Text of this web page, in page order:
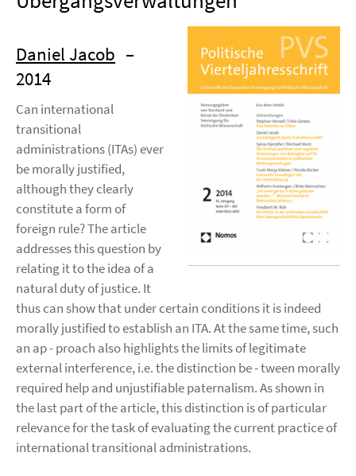
Daniel Jacob –
2014
Can international
transitional
administrations (ITAs) ever
be morally justified,
although they clearly
constitute a form of
foreign rule? The article
addresses this question by
relating it to the idea of a
natural duty of justice. It
thus can show that under certain conditions it is indeed
morally justified to establish an ITA. At the same time, such
an ap - proach also highlights the limits of legitimate
external interference, i.e. the distinction be - tween morally
required help and unjustifiable paternalism. As shown in
the last part of the article, this distinction is of particular
relevance for the task of evaluating the current practice of
international transitional administrations.